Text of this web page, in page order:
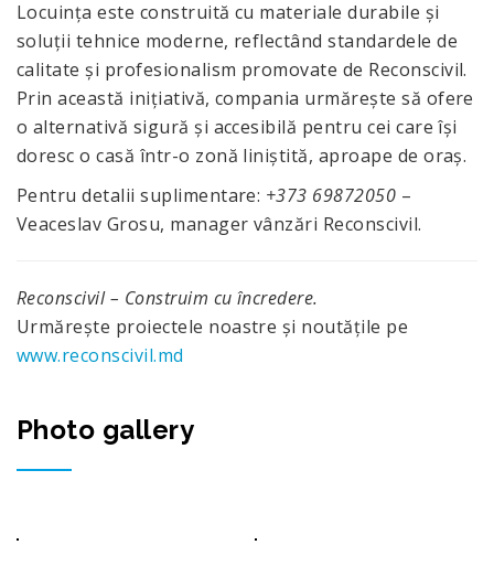
Locuința este construită cu materiale durabile și
soluții tehnice moderne, reflectând standardele de
calitate și profesionalism promovate de Reconscivil.
Prin această inițiativă, compania urmărește să ofere
o alternativă sigură și accesibilă pentru cei care își
doresc o casă într-o zonă liniștită, aproape de oraș.
Pentru detalii suplimentare: +373 69872050 –
Veaceslav Grosu, manager vânzări Reconscivil.
Reconscivil – Construim cu încredere.
Urmărește proiectele noastre și noutățile pe
www.reconscivil.md
Photo gallery